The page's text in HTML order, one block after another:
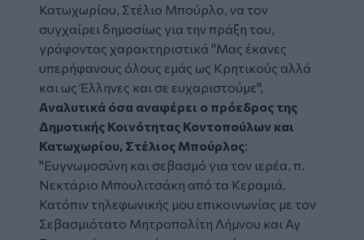
Κατωχωρίου, Στέλιο Μπούρλο, να τον
συγχαίρει δημοσίως για την πράξη του,
γράφοντας χαρακτηριστικά "Μας έκανες
υπερήφανους όλους εμάς ως Κρητικούς αλλά
και ως Έλληνες και σε ευχαριστούμε",
Αναλυτικά όσα αναφέρει ο πρόεδρος της
Δημοτικής Κοινότητας Κοντοπούλων και
Κατωχωρίου, Στέλιος Μπούρλος:
"Ευγνωμοσύνη και σεβασμό για τον ιερέα, π.
Νεκτάριο Μπουλιτσάκη από τα Κεραμιά.
Κατόπιν τηλεφωνικής μου επικοινωνίας με τον
Σεβασμιότατο Μητροπολίτη Λήμνου και Αγ